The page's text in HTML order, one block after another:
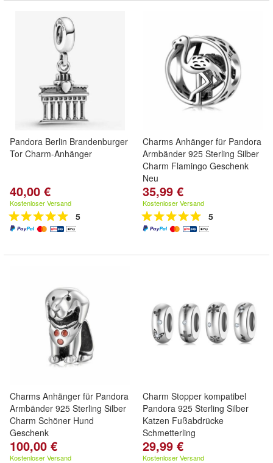
Pandora Berlin Brandenburger
Tor Charm-Anhänger
40,00 €
Kostenloser Versand
5
Charms Anhänger für Pandora
Armbänder 925 Sterling Silber
Charm Flamingo Geschenk
Neu
35,99 €
Kostenloser Versand
5
Charms Anhänger für Pandora
Armbänder 925 Sterling Silber
Charm Schöner Hund
Geschenk
100,00 €
Kostenloser Versand
Charm Stopper kompatibel
Pandora 925 Sterling Silber
Katzen Fußabdrücke
Schmetterling
29,99 €
Kostenloser Versand